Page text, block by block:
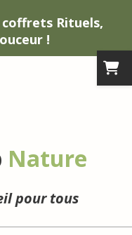
coffrets Rituels,
!
Nature
pour tous